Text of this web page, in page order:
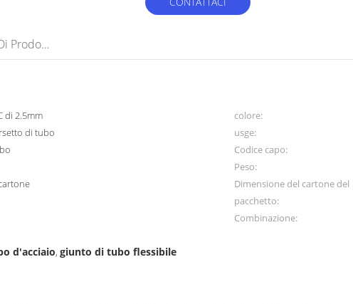
Descrizione Di Prodotto
di 2.5mm colore:
di tubo usge:
Codice capo:
Peso:
Dimensione del cartone del
pacchetto:
Combinazione:
d'acciaio,giunto di tubo flessibile